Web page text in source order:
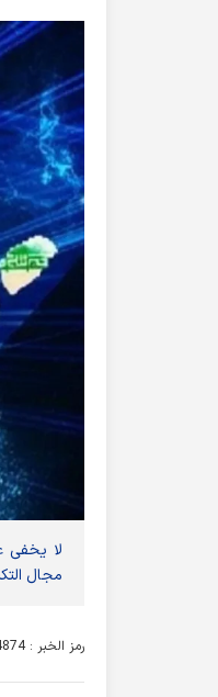
لا يخفى
مجال
رمز الخبر : 4874